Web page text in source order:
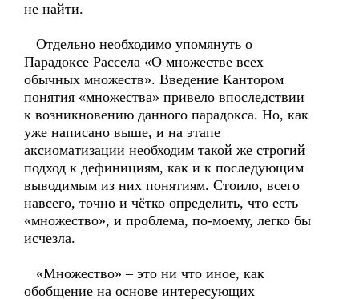
не найти.
Отдельно необходимо упомянуть о
Парадоксе Рассела «О множестве всех
обычных множеств». Введение Кантором
понятия «множества» привело впоследствии
к возникновению данного парадокса. Но, как
уже написано выше, и на этапе
аксиоматизации необходим такой же строгий
подход к дефинициям, как и к последующим
выводимым из них понятиям. Стоило, всего
навсего, точно и чётко определить, что есть
«множество», и проблема, по-моему, легко бы
исчезла.
«Множество» – это ни что иное, как
обобщение на основе интересующих